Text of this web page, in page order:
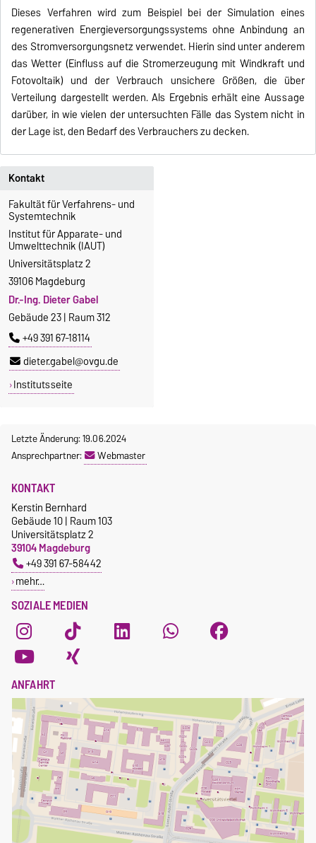
Dieses Verfahren wird zum Beispiel bei der Simulation eines
regenerativen Energieversorgungssystems ohne Anbindung an
des Stromversorgungsnetz verwendet. Hierin sind unter anderem
das Wetter (Einfluss auf die Stromerzeugung mit Windkraft und
Fotovoltaik) und der Verbrauch unsichere Größen, die über
Verteilung dargestellt werden. Als Ergebnis erhält eine Aussage
darüber, in wie vielen der untersuchten Fälle das System nicht in
der Lage ist, den Bedarf des Verbrauchers zu decken.
Kontakt
Fakultät für Verfahrens- und
Systemtechnik
Institut für Apparate- und
Umwelttechnik (IAUT)
Universitätsplatz 2
39106 Magdeburg
Dr.-Ing. Dieter Gabel
Gebäude 23 | Raum 312
+49 391 67-18114
dieter.gabel@ovgu.de
Institutsseite
Letzte Änderung: 19.06.2024
Ansprechpartner:
Webmaster
SOZIALE MEDIEN
KONTAKT
Kerstin Bernhard
Gebäude 10 | Raum 103
Universitätsplatz 2
39104 Magdeburg
+49 391 67-58442
mehr…
ANFAHRT